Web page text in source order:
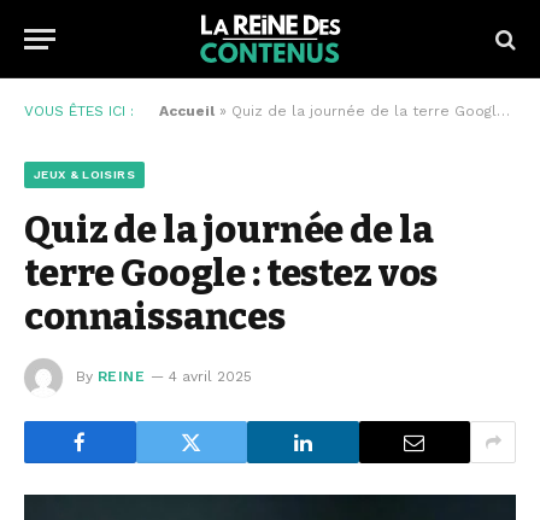
VOUS ÊTES ICI : Accueil » Quiz de la journée de la terre Google : testez vos connaissances
JEUX & LOISIRS
Quiz de la journée de la
terre Google : testez vos
connaissances
By REINE 4 avril 2025